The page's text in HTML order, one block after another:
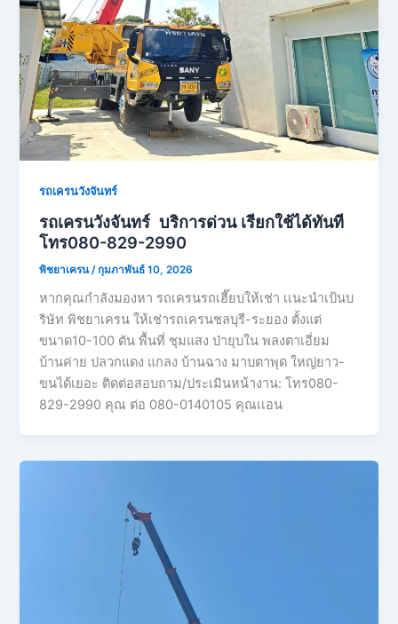
รถเครนวังจันทร์
รถเครนวังจันทร์ บริการด่วน เรียกใช้ได้ทันที
โทร080-829-2990
พิชยาเครน /กุมภาพันธ์ 10, 2026
หากคุณกำลังมองหา รถเครนรถเฮี๊ยบให้เช่า เเนะนำเป้นบ
ริษัท พิชยาเครน ให้เช่ารถเครนชลบุรี-ระยอง ตั้งแต่
ขนาด10-100 ตัน พื้นที่ ชุมแสง ป่ายุบใน พลงตาเอี่ยม
บ้านค่าย ปลวกแดง แกลง บ้านฉาง มาบตาพุด ใหญ่ยาว-
ขนได้เยอะ ติดต่อสอบถาม/ประเมินหน้างาน: โทร080-
829-2990 คุณ ต่อ 080-0140105 คุณเเอน